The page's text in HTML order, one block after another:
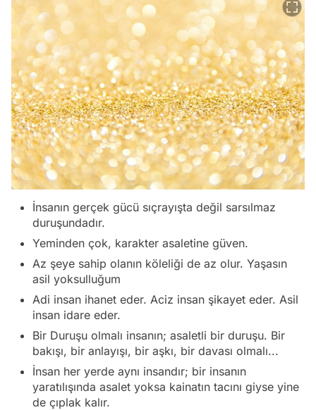
İnsanın gerçek gücü sıçrayışta değil sarsılmaz
duruşundadır.
Yeminden çok, karakter asaletine güven.
Az şeye sahip olanın köleliği de az olur. Yaşasın
asil yoksulluğum
Adi insan ihanet eder. Aciz insan şikayet eder. Asil
insan idare eder.
Bir Duruşu olmalı insanın; asaletli bir duruşu. Bir
bakışı, bir anlayışı, bir aşkı, bir davası olmalı...
İnsan her yerde aynı insandır; bir insanın
yaratılışında asalet yoksa kainatın tacını giyse yine
de çıplak kalır.